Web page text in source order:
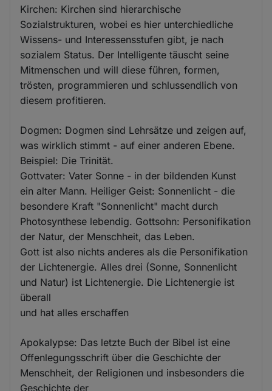
Kirchen: Kirchen sind hierarchische
Sozialstrukturen, wobei es hier unterchiedliche
Wissens- und Interessensstufen gibt, je nach
sozialem Status. Der Intelligente täuscht seine
Mitmenschen und will diese führen, formen,
trösten, programmieren und schlussendlich von
diesem profitieren.
Dogmen: Dogmen sind Lehrsätze und zeigen auf,
was wirklich stimmt - auf einer anderen Ebene.
Beispiel: Die Trinität.
Gottvater: Vater Sonne - in der bildenden Kunst
ein alter Mann. Heiliger Geist: Sonnenlicht - die
besondere Kraft "Sonnenlicht" macht durch
Photosynthese lebendig. Gottsohn: Personifikation
der Natur, der Menschheit, das Leben.
Gott ist also nichts anderes als die Personifikation
der Lichtenergie. Alles drei (Sonne, Sonnenlicht
und Natur) ist Lichtenergie. Die Lichtenergie ist
überall
und hat alles erschaffen
Apokalypse: Das letzte Buch der Bibel ist eine
Offenlegungsschrift über die Geschichte der
Menschheit, der Religionen und insbesonders die
Geschichte der